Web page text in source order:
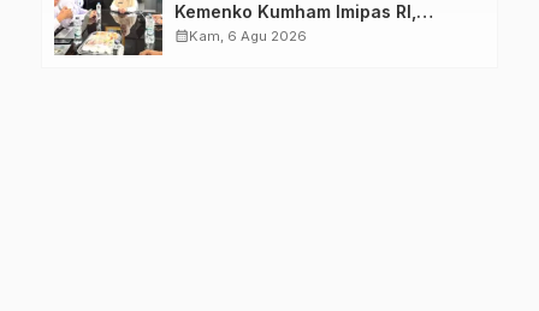
Kemenko Kumham Imipas RI,
Perkuat Pelayanan Kesehatan bagi
calendar_monthKam, 6 Agu 2026